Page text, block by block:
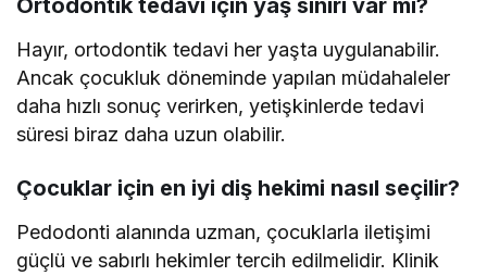
Ortodontik tedavi için yaş sınırı var mı?
Hayır, ortodontik tedavi her yaşta uygulanabilir.
Ancak çocukluk döneminde yapılan müdahaleler
daha hızlı sonuç verirken, yetişkinlerde tedavi
süresi biraz daha uzun olabilir.
Çocuklar için en iyi diş hekimi nasıl seçilir?
Pedodonti alanında uzman, çocuklarla iletişimi
güçlü ve sabırlı hekimler tercih edilmelidir. Klinik